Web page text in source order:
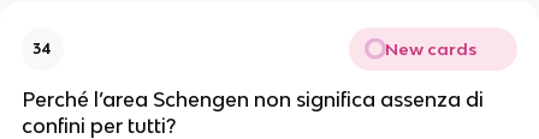
34 New cards
Perché l’area Schengen non significa assenza di
confini per tutti?